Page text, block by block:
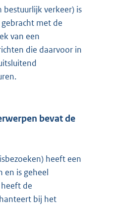
bestuurlijk verkeer) is
met de
van een
die daarvoor in
bevat de
heeft een
en is geheel
heeft de
bij het